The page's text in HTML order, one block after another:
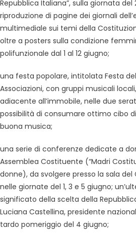
Repubblica Italiana”, sulla giornata del
riproduzione di pagine dei giornali
multimediale sui temi della
oltre a posters sulla condizione
polifunzionale dal 1 al 12 giugno;
una festa popolare, intitolata Festa
Associazioni, con gruppi musicali
adiacente all’immobile, nelle due
possibilità di consumare ottimo cibo
buona musica;
una serie di conferenze dedicate a
Assemblea Costituente (“Madri
donne), da svolgere presso la sala
nelle giornate del 1, 3 e 5 giugno;
significato della scelta della
Luciana Castellina, presidente
tardo pomeriggio del 4 giugno;